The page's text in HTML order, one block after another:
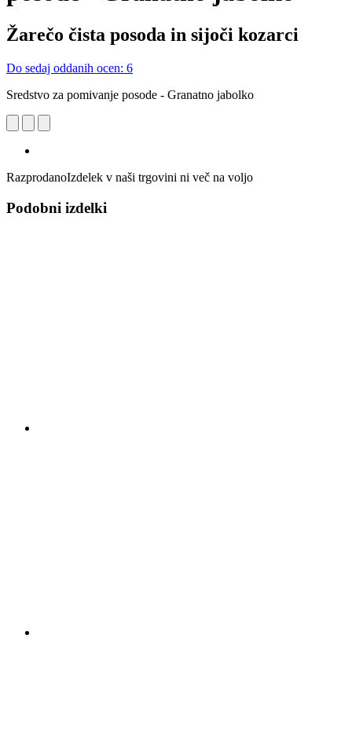
Žarečo čista posoda in sijoči kozarci
Do sedaj oddanih ocen: 6
Sredstvo za pomivanje posode - Granatno jabolko
RazprodanoIzdelek v naši trgovini ni več na voljo
Podobni izdelki